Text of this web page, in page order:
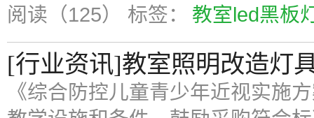
阅读（125） 标签： 教室led黑板
[行业资讯]教室照明改造灯
《综合防控儿童青少年近视实施